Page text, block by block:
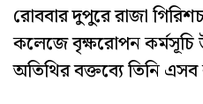
রোববার দুপুরে রাজা
কলেজে বৃক্ষরোপন কর্মসূচি
অতিথির বক্তব্যে তিনি